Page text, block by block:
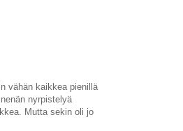
vähän kaikkea pienillä
nyrpistelyä
Mutta sekin oli jo